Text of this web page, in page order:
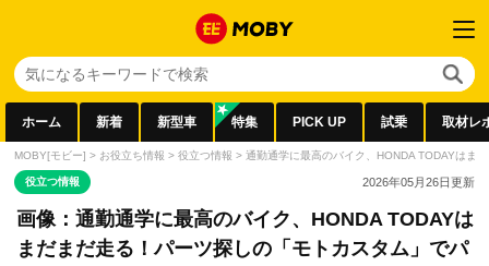
ホーム 新着 新型車 特集 PICK UP 試乗 取材レ
MOBY[モビー] > お役立ち情報 > 役立つ情報 > 通勤通学に最高のバイク、HONDA TODAYはま
役立つ情報 2026年05月26日更新
画像：通勤通学に最高のバイク、HONDA TODAYは
まだまだ走る！パーツ探しの「モトカスタム」でパ